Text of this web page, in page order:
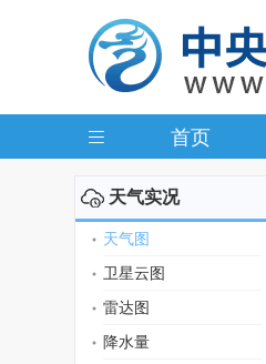
首页
天气实况
天气图
卫星云图
雷达图
降水量